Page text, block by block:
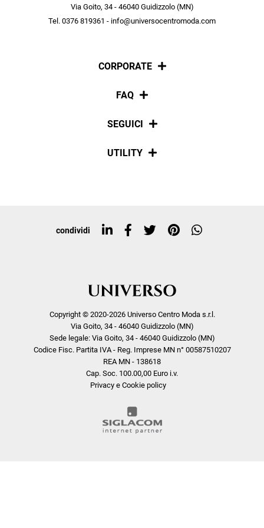
Via Goito, 34 - 46040 Guidizzolo (MN)
Tel. 0376 819361 - info@universocentromoda.com
CORPORATE
Chi siamo
FAQ
Pagamenti
SEGUICI
Social
UTILITY
Top ricerche
condividi
Copyright © 2020-2026 Universo Centro Moda s.r.l.
Via Goito, 34 - 46040 Guidizzolo (MN)
Sede legale: Via Goito, 34 - 46040 Guidizzolo (MN)
Codice Fisc. Partita IVA - Reg. Imprese MN n° 00587510207
REA MN - 138618
Cap. Soc. 100.00,00 Euro i.v.
Privacy e Cookie policy
scopri in anteprima le offerte in esclusiva a te riservate.
ISCRIVITI